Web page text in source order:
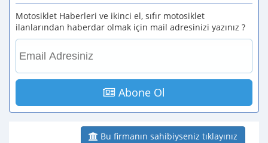
Motosiklet Haberleri ve ikinci el, sıfır motosiklet
ilanlarından haberdar olmak için mail adresinizi yazınız ?
Abone Ol
Bu firmanın sahibiyseniz tıklayınız